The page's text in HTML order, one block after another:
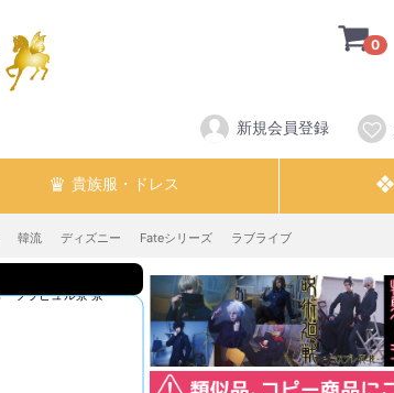
0
新規会員登録
貴族服・ドレス
韓流 ディズニー Fateシリーズ ラブライブ